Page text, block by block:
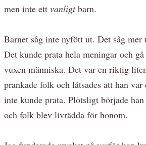
men inte ett vanligtbarn.
Barnet såg inte nyfött ut. Det såg mer
Det kunde prata hela meningar och
vuxen människa. Det var en riktig
prankade folk och låtsades att han
inte kunde prata. Plötsligt började
och folk blev livrädda för honom.